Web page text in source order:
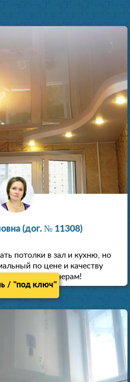
(дог. № 11308)
потолки в зал и кухню, но
по цене и качеству
как пенсионерам!
/ "под ключ"